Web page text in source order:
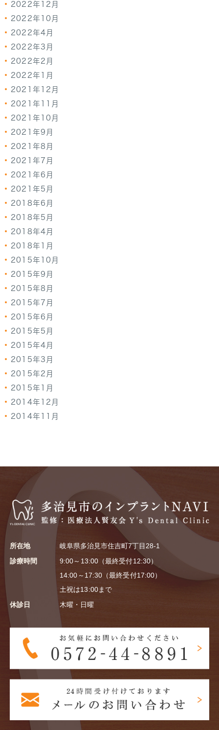
2022年12月
2022年10月
2022年4月
2022年3月
2022年2月
2022年1月
2021年12月
2021年11月
2021年10月
2021年9月
2021年8月
2021年7月
2021年6月
2021年5月
2018年6月
2018年5月
2018年4月
2018年1月
2015年10月
2015年9月
2015年8月
2015年7月
2015年6月
2015年5月
2015年4月
2015年3月
2015年2月
2015年1月
2014年12月
2014年11月
所在地
岐阜県多治見市住吉町7丁目28-1
診療時間
9:00～13:00（最終受付12:30）
14:00～17:30（最終受付17:00）
土祝は13:00まで
休診日
木曜・日曜